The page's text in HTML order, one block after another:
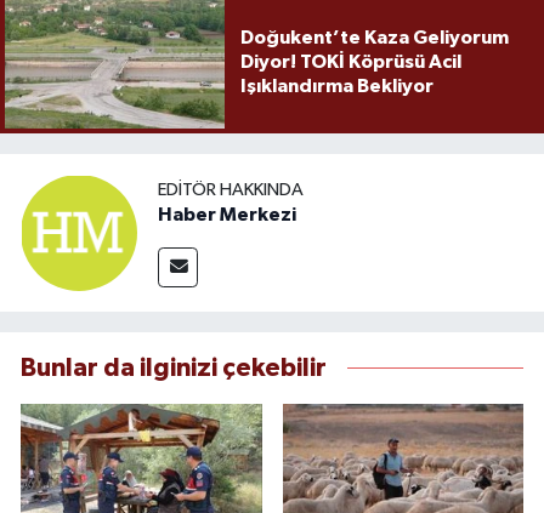
Doğukent’te Kaza Geliyorum
Diyor! TOKİ Köprüsü Acil
Işıklandırma Bekliyor
EDITÖR HAKKINDA
Haber Merkezi
Bunlar da ilginizi çekebilir